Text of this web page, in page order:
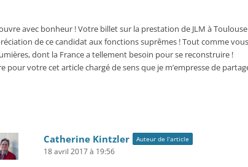
avec bonheur ! Votre billet sur la prestation de JLM à
de ce candidat aux fonctions suprêmes ! Tout comme
dont la France a tellement besoin pour se reconstruire !
pour votre cet article chargé de sens que je m’empresse de
Catherine Kintzler Auteur de l’article
18 avril 2017 à 19:56